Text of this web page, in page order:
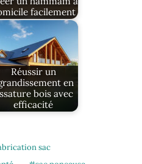
facilement
Réussir un
en
bois avec
efficacité
sac